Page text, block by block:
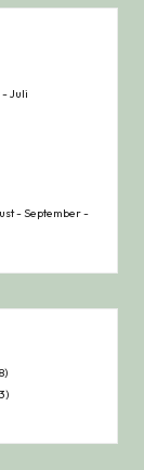
-Juli
-September-